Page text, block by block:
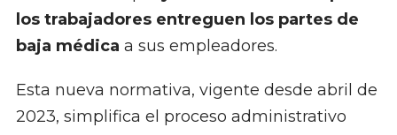
los trabajadores entreguen los partes de
baja médica a sus empleadores.
Esta nueva normativa, vigente desde abril de
2023, simplifica el proceso administrativo